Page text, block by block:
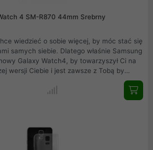
4 SM-R870 44mm Srebrny
wiedzieć o sobie więcej, by móc stać się
samych siebie. Dlatego właśnie Samsung
Galaxy Watch4, by towarzyszył Ci na
wersji Ciebie i jest zawsze z Tobą by
Pay. Galaxy Watch4 to pierwszy smartwatch
Wear OS Powered by Samsung
nadgarstka możesz mieć dostęp do